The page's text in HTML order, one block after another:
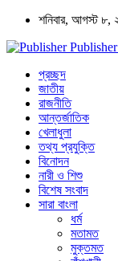
শনিবার, আগস্ট ৮,
Publisher -
প্রচ্ছদ
জাতীয়
রাজনীতি
আন্তর্জাতিক
খেলাধুলা
তথ্য প্রযুক্তি
বিনোদন
নারী ও শিশু
বিশেষ সংবাদ
সারা বাংলা
ধর্ম
মতামত
মুক্তমত